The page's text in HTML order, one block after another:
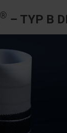
® – TYP B